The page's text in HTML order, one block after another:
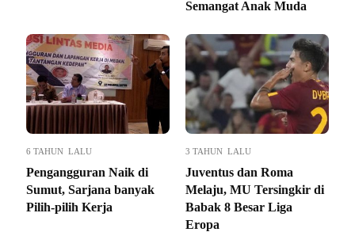
Semangat Anak Muda
6 TAHUN LALU
Pengangguran Naik di
Sumut, Sarjana banyak
Pilih-pilih Kerja
3 TAHUN LALU
Juventus dan Roma
Melaju, MU Tersingkir di
Babak 8 Besar Liga
Eropa